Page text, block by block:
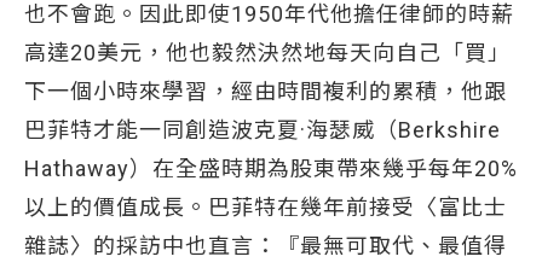
也不會跑。因此即使1950年代他擔任律師的時薪
高達20美元，他也毅然決然地每天向自己「買」
下一個小時來學習，經由時間複利的累積，他跟
巴菲特才能一同創造波克夏·海瑟威（Berkshire
Hathaway）在全盛時期為股東帶來幾乎每年20%
以上的價值成長。巴菲特在幾年前接受〈富比士
雜誌〉的採訪中也直言：『最無可取代、最值得